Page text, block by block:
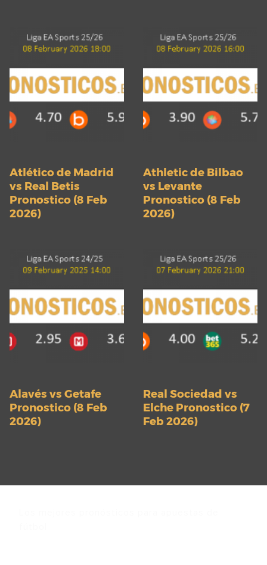
Atlético de Madrid
vs Real Betis
Pronostico (8 Feb
2026)
Athletic de Bilbao
vs Levante
Pronostico (8 Feb
2026)
Alavés vs Getafe
Pronostico (8 Feb
2026)
Real Sociedad vs
Elche Pronostico (7
Feb 2026)